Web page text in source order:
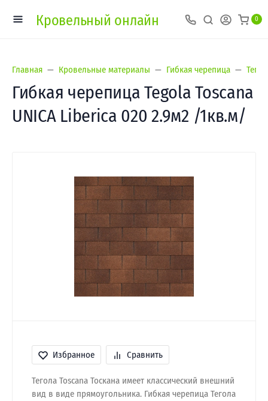
Кровельный онлайн 0
Главная Кровельные материалы Гибкая черепица
Гибкая черепица Tegola Toscana
UNICA Liberica 020 2.9м2 /1кв.м/
Избранное Сравнить
Тегола Toscana Тоскана имеет классический внешний
вид в виде прямоугольника. Гибкая черепица Тегола